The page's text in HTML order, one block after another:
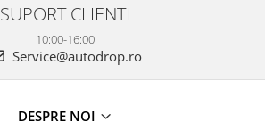
SUPORT CLIENTI
10:00-16:00
Service@autodrop.ro
DESPRE NOI